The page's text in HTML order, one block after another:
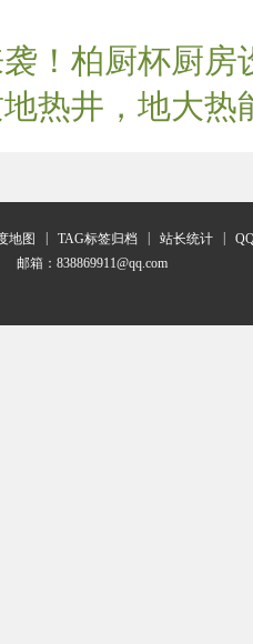
！柏厨杯厨
热井，地大热
地图 TAG标签归档 站长统计
箱：838869911@qq.com